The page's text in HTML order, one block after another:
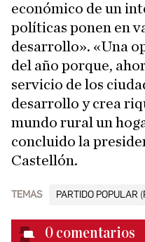
económico de un
políticas ponen en
desarrollo». «Una
del año porque,
servicio de los
desarrollo y crea
mundo rural un
concluido la
Castellón.
TEMAS PARTIDO POPULAR
0 comentarios